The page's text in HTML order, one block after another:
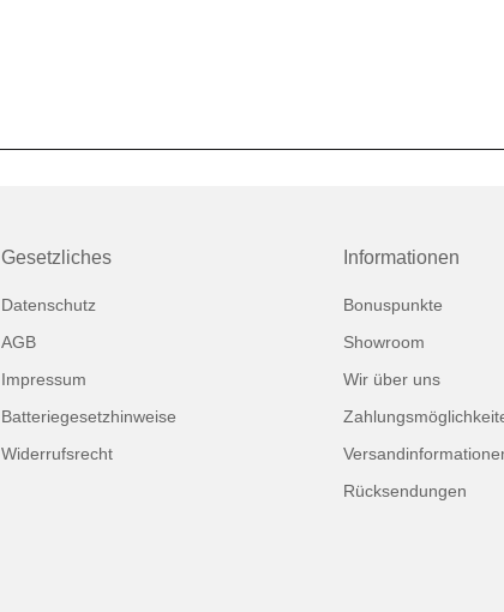
Gesetzliches
Datenschutz
AGB
Impressum
Batteriegesetzhinweise
Widerrufsrecht
Informationen
Bonuspunkte
Showroom
Wir über uns
Rücksendungen